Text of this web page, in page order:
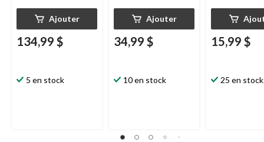
Ajouter
134,99 $
5 en stock
Ajouter
34,99 $
10 en stock
15,99 $
25 en stock